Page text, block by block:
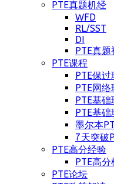
PTE真题机经
WFD
RL/SST
DI
PTE真题
PTE课程
PTE保过
PTE网络
PTE基
PTE基
墨尔本
7天突破
PTE高分经验
PTE高分
PTE论坛